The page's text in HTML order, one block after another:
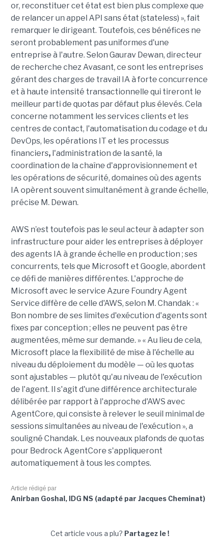
or, reconstituer cet état est bien plus complexe que
de relancer un appel API sans état (stateless) », fait
remarquer le dirigeant. Toutefois, ces bénéfices ne
seront probablement pas uniformes d'une
entreprise à l'autre. Selon Gaurav Dewan, directeur
de recherche chez Avasant, ce sont les entreprises
gérant des charges de travail IA à forte concurrence
et à haute intensité transactionnelle qui tireront le
meilleur parti de quotas par défaut plus élevés. Cela
concerne notamment les services clients et les
centres de contact, l'automatisation du codage et du
DevOps, les opérations IT et les processus
financiers,l'administration de la santé, la
coordination de la chaîne d'approvisionnement et
les opérations de sécurité, domaines où des agents
IA opèrent souvent simultanément à grande échelle,
précise M. Dewan.
AWS n’est toutefois pas le seul acteur à adapter son
infrastructure pour aider les entreprises à déployer
des agents IA à grande échelle en production ; ses
concurrents, tels que Microsoft et Google, abordent
ce défi de manières différentes. L'approche de
Microsoft avec le service Azure Foundry Agent
Service diffère de celle d'AWS, selon M. Chandak : «
Bon nombre de ses limites d'exécution d'agents sont
fixes par conception ; elles ne peuvent pas être
augmentées, même sur demande. » « Au lieu de cela,
Microsoft place la flexibilité de mise à l'échelle au
niveau du déploiement du modèle — où les quotas
sont ajustables — plutôt qu'au niveau de l'exécution
de l'agent. Il s'agit d'une différence architecturale
délibérée par rapport à l'approche d'AWS avec
AgentCore, qui consiste à relever le seuil minimal de
sessions simultanées au niveau de l'exécution », a
souligné Chandak. Les nouveaux plafonds de quotas
pour Bedrock AgentCore s'appliqueront
automatiquement à tous les comptes.
Article rédigé par
Anirban Goshal, IDG NS (adapté par Jacques Cheminat)
Cet article vous a plu? Partagez le !